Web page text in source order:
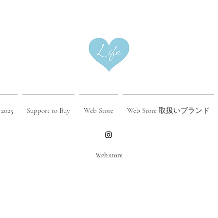
Support to Buy Web Store Web Store 取扱いブランド
​Web store